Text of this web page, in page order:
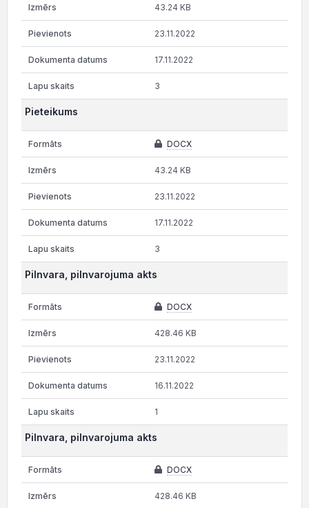
43.24 KB
23.11.2022
17.11.2022
3
Pieteikums
DOCX
43.24 KB
23.11.2022
17.11.2022
3
Pilnvara, pilnvarojuma akts
DOCX
428.46 KB
23.11.2022
16.11.2022
1
Pilnvara, pilnvarojuma akts
DOCX
428.46 KB